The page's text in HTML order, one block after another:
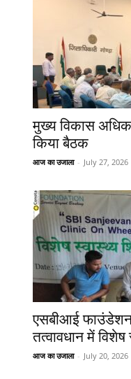
मुख्य विकास
किया बैठक
आज का उजाला - July 27, 2026
एसबीआई
तत्वावधान में विशेष
आज का उजाला - July 20, 2026